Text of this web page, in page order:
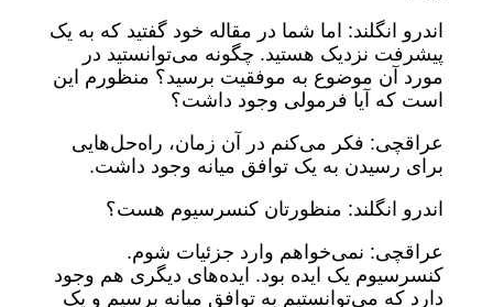
اندرو انگلند: اما شما در مقاله خود گفتید که به یک
پیشرفت نزدیک هستید. چگونه می‌توانستید در
مورد آن موضوع به موفقیت برسید؟ منظورم این
است که آیا فرمولی وجود داشت؟
عراقچی: فکر می‌کنم در آن زمان، راه‌حل‌هایی
برای رسیدن به یک توافق میانه وجود داشت.
اندرو انگلند: منظورتان کنسرسیوم هست؟
عراقچی: نمی‌خواهم وارد جزئیات شوم.
کنسرسیوم یک ایده بود. ایده‌های دیگری هم وجود
دارد که می‌توانستیم به توافق میانه برسیم و یک